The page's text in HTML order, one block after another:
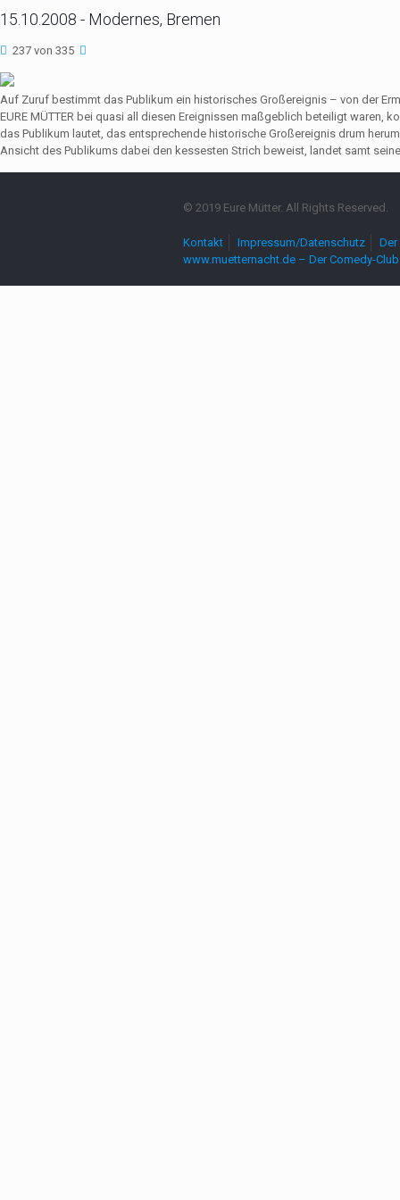
15.10.2008 - Modernes, Bremen
237 von 335
Auf Zuruf bestimmt das Publikum ein historisches Großereignis – von der
EURE MÜTTER bei quasi all diesen Ereignissen maßgeblich beteiligt waren,
das Publikum lautet, das entsprechende historische Großereignis drum
Ansicht des Publikums dabei den kessesten Strich beweist, landet samt
© 2019 Eure Mütter. All Rights Reserved.
Kontakt Impressum/Datenschutz
www.muetternacht.de – Der Comedy-Club